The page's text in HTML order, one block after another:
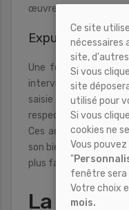
œuvre de mesures
Expulsion et
Une fois le
intervient pour
saisie des biens
respectant les délais
Ces actions
son bien et la
plus favorables.
La
Ce site
nécessaires
site,
Si vous
site
utilisé pour
Si vous
cookies ne
Vous
"
fenêtre sera
Votre choix
mois.